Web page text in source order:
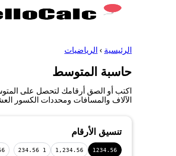
الرئيسية › الرياضيات
حاسبة المتوسط
اكتب أو الصق أرقامك لتحصل على
الآلاف والمسافات ومحددات الكسور
تنسيق الأرقام
1234.56
1,234.56
1 234.56